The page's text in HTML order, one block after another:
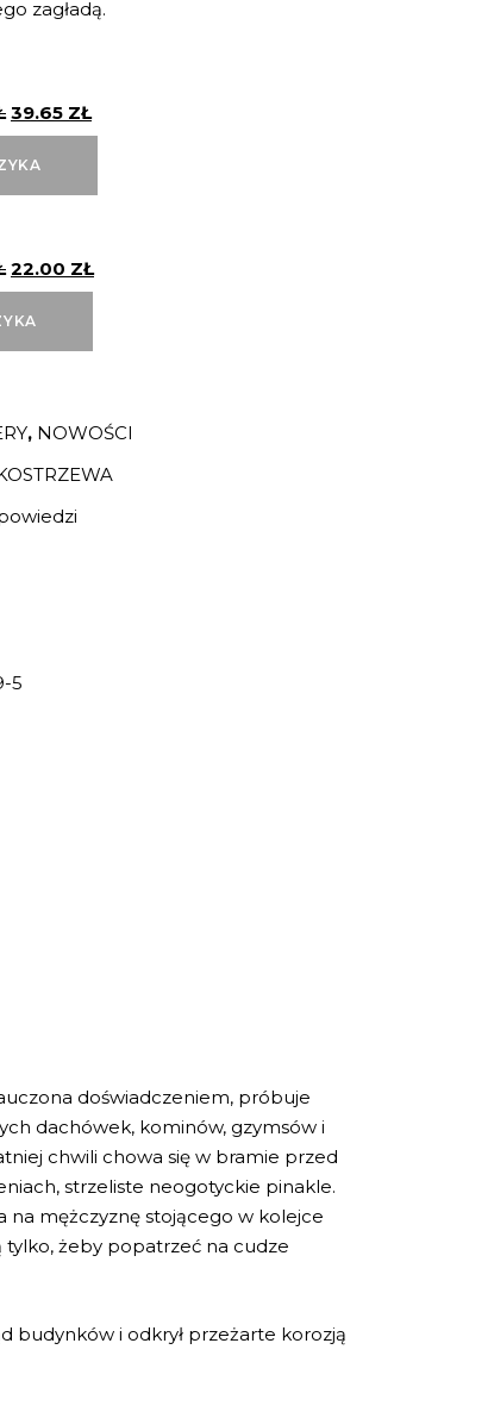
zagładą.
39.65 ZŁ
22.00 ZŁ
, NOWOŚCI
5
doświadczeniem, próbuje
dachówek, kominów, gzymsów i
chwili chowa się w bramie przed
strzeliste neogotyckie pinakle.
mężczyznę stojącego w kolejce
tylko, żeby popatrzeć na cudze
budynków i odkrył przeżarte korozją